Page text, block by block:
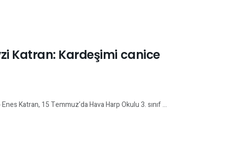
Katran: Kardeşimi canice
Katran, 15 Temmuz’da Hava Harp Okulu 3. sınıf ...